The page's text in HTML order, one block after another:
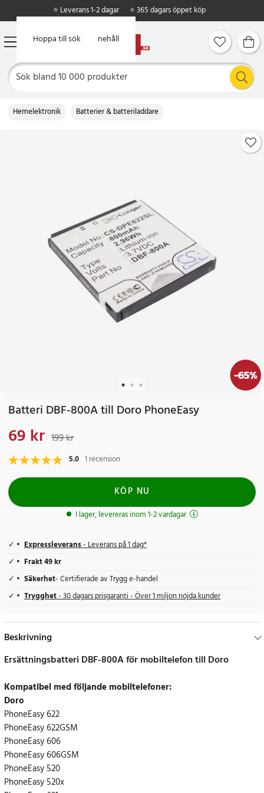
Hoppa till huvudinnehåll
Hoppa till sök
⭐ Leverans 1-2 dagar ⭐ 365 dagars öppet köp
Hemelektronik Batterier & batteriladdare
-65%
Batteri DBF-800A till Doro PhoneEasy
Nuvarande pris
69 kr 199 kr
5.0 1 recension
KÖP NU
I lager, levereras inom 1-2 vardagar
Expressleverans- Leverans på 1 dag*
Frakt 49 kr
Säkerhet- Certifierade av Trygg e-handel
Trygghet- 30 dagars prisgaranti - Över 1 miljon nöjda kunder
Beskrivning
Ersättningsbatteri DBF-800A för mobiltelefon till Doro
Kompatibel med följande mobiltelefoner:
Doro
PhoneEasy 622
PhoneEasy 622GSM
PhoneEasy 606
PhoneEasy 606GSM
PhoneEasy 520
PhoneEasy 520x